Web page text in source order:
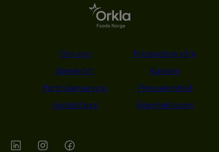
Om oss
Produktene våre
Bærekraft
Karriere
Forbrukerservice
Pressekontakt
Kontakt oss
Åpenhetsloven